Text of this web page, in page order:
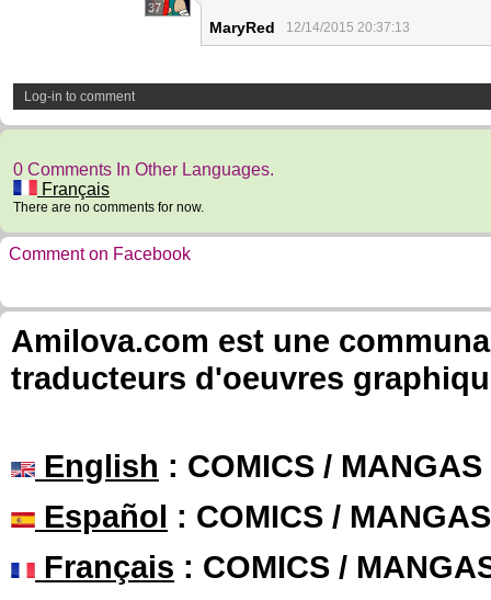
37
MaryRed 12/14/2015 20:37:13
Log-in to comment
0 Comments In Other Languages.
Français
There are no comments for now.
Comment on Facebook
Amilova.com est une
traducteurs d'oeuvres
English : COMICS /
Español : COMICS /
Français : COMICS /